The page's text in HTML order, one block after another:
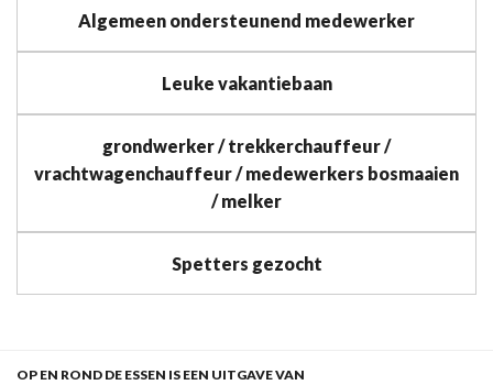
Algemeen ondersteunend medewerker
Leuke vakantiebaan
grondwerker / trekkerchauffeur /
vrachtwagenchauffeur / medewerkers bosmaaien
/ melker
Spetters gezocht
OP EN ROND DE ESSEN IS EEN UITGAVE VAN